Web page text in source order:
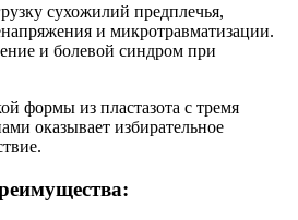
сухожилий предплечья,
и микротравматизации.
и болевой синдром при
формы из пластазота с тремя
оказывает избирательное